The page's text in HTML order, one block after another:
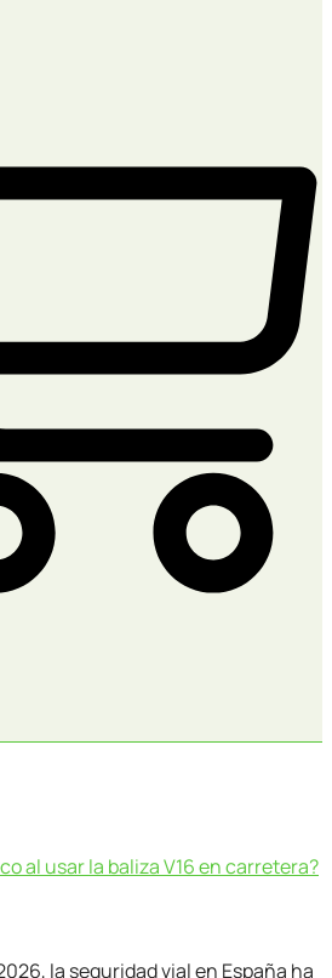
al usar la baliza V16 en carretera?
la seguridad vial en España ha